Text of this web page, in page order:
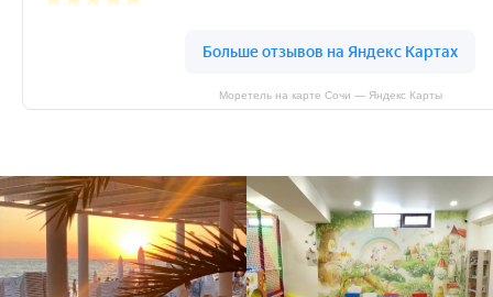
Моретель на карте Сочи — Яндекс Карты